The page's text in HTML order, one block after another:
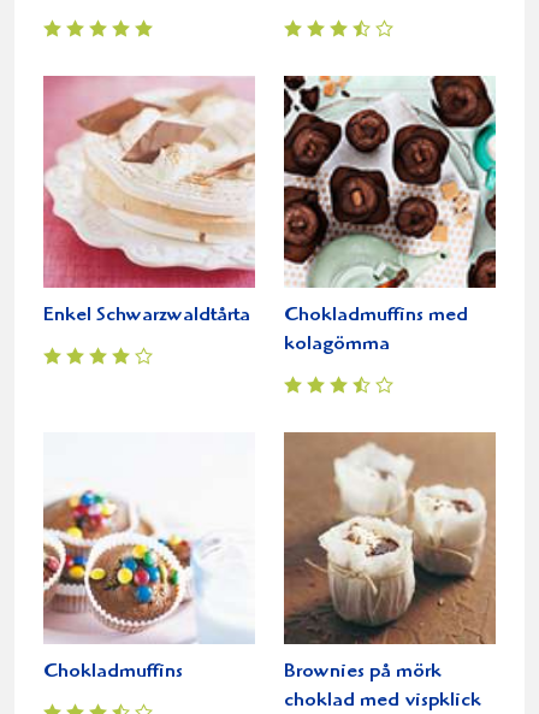
Enkel Schwarzwaldtårta
Chokladmuffins med
kolagömma
Chokladmuffins
Brownies på mörk
choklad med vispklick